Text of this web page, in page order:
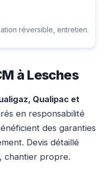
réversible, entretien.
à Lesches
Qualipac et
en responsabilité
des garanties
Devis détaillé
chantier propre.